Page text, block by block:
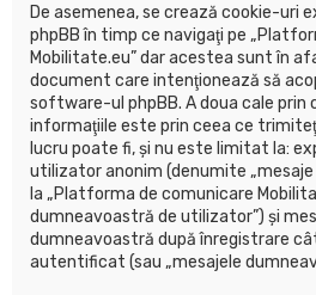
De asemenea, se crează cookie-uri
phpBB în timp ce navigaţi pe
Mobilitate.eu” dar acestea sunt în
document care intenţionează să
software-ul phpBB. A doua cale prin
informaţiile este prin ceea ce
lucru poate fi, şi nu este limitat la:
utilizator anonim (denumite
la „Platforma de comunicare
dumneavoastră de utilizator”) şi
dumneavoastră după înregistrare
autentificat (sau „mesajele